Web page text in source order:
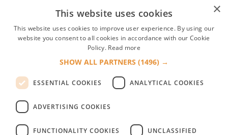
お役立ち情報
よくあるご質問
×
This website uses cookies
This website uses cookies to improve user experience. By using our
website you consent to all cookies in accordance with our Cookie
Policy. Read more
SHOW ALL PARTNERS (1496) →
ESSENTIAL COOKIES ANALYTICAL COOKIES
ADVERTISING COOKIES
FUNCTIONALITY COOKIES UNCLASSIFIED